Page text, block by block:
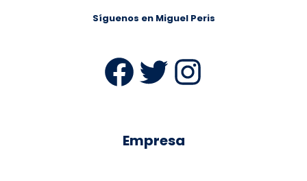
Síguenos en Miguel Peris
Facebook
Twitter
Empresa